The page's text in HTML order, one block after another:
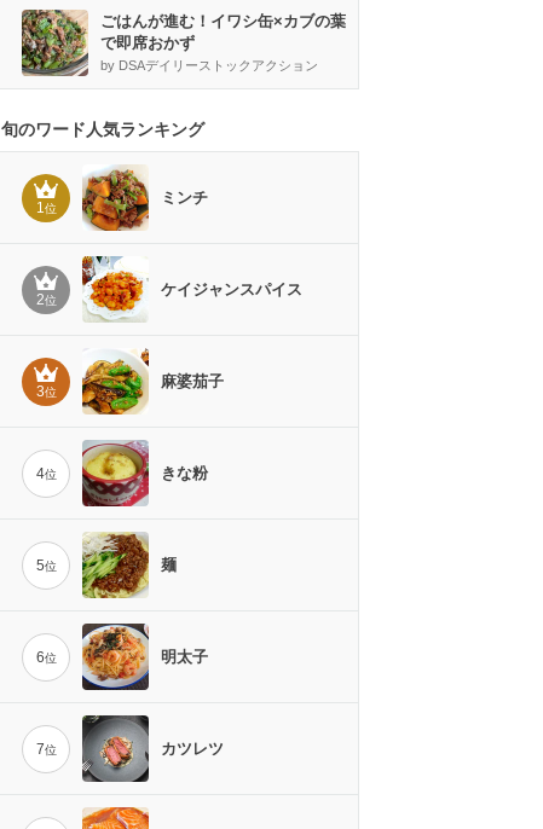
ごはんが進む！イワシ缶×カブの葉
で即席おかず
by DSAデイリーストックアクション
旬のワード人気ランキング
1位
ミンチ
2位
ケイジャンスパイス
3位
麻婆茄子
4位 きな粉
5位 麺
6位 明太子
7位 カツレツ